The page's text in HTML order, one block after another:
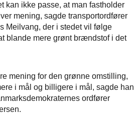
kan ikke passe, at man fastholder
mening, sagde transportordfører
Meilvang, der i stedet vil følge
blande mere grønt brændstof i det
mening for den grønne omstilling,
i mål og billigere i mål, sagde han
ordfører